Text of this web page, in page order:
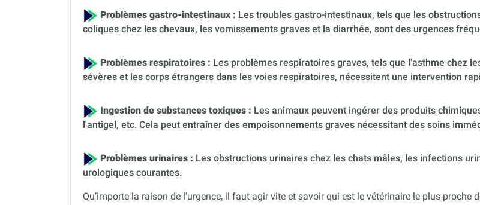
Problèmes gastro-intestinaux : Les troubles gastro-intestinaux, tels que les
coliques chez les chevaux, les vomissements graves et la diarrhée, sont des urgences
Problèmes respiratoires : Les problèmes respiratoires graves, tels que l'asthme chez
sévères et les corps étrangers dans les voies respiratoires, nécessitent une intervention
Ingestion de substances toxiques : Les animaux peuvent ingérer des produits
l'antigel, etc. Cela peut entraîner des empoisonnements graves nécessitant des soins
Problèmes urinaires : Les obstructions urinaires chez les chats mâles, les infections
urologiques courantes.
Qu’importe la raison de l’urgence, il faut agir vite et savoir qui est le vétérinaire le plus proche